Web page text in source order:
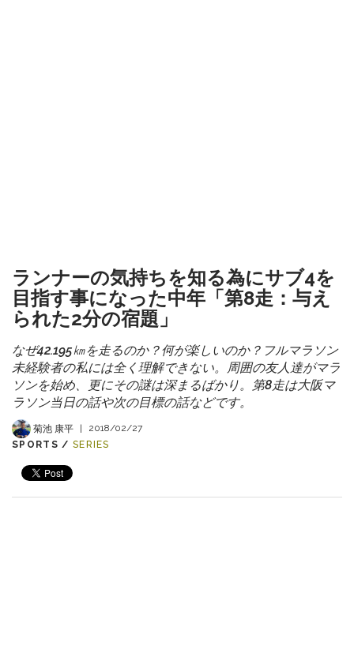
ランナーの気持ちを知る為にサブ4を
目指す事になった中年「第8走：与え
られた2分の宿題」
なぜ42.195㎞を走るのか？何が楽しいのか？フルマラソン
未経験者の私には全く理解できない。周囲の友人達がマラ
ソンを始め、更にその謎は深まるばかり。第8走は大阪マ
ラソン当日の話や次の目標の話などです。
菊池 康平 |
2018/02/27
SPORTS / SERIES